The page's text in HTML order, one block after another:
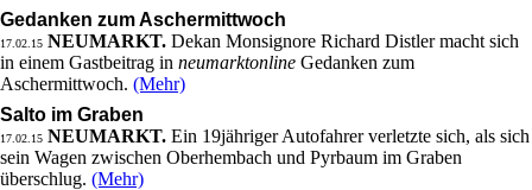
Gedanken zum Aschermittwoch
17.02.15 NEUMARKT. Dekan Monsignore Richard Distler macht sich
in einem Gastbeitrag in neumarktonline Gedanken zum
Aschermittwoch. (Mehr)
Salto im Graben
17.02.15 NEUMARKT. Ein 19jähriger Autofahrer verletzte sich, als sich
sein Wagen zwischen Oberhembach und Pyrbaum im Graben
überschlug. (Mehr)